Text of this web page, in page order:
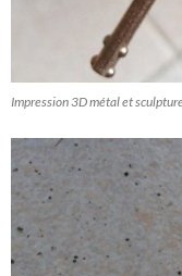
Impression 3D métal et